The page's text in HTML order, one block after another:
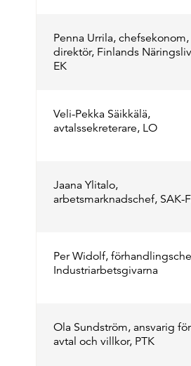
Penna Urrila, chefsekonom,
direktör, Finlands Näringsliv
EK
Veli-Pekka Säikkälä,
avtalssekreterare, LO
Jaana Ylitalo,
arbetsmarknadschef, SAK-
Per Widolf,
Industriarbetsgivarna
Ola Sundström, ansvarig för
avtal och villkor, PTK